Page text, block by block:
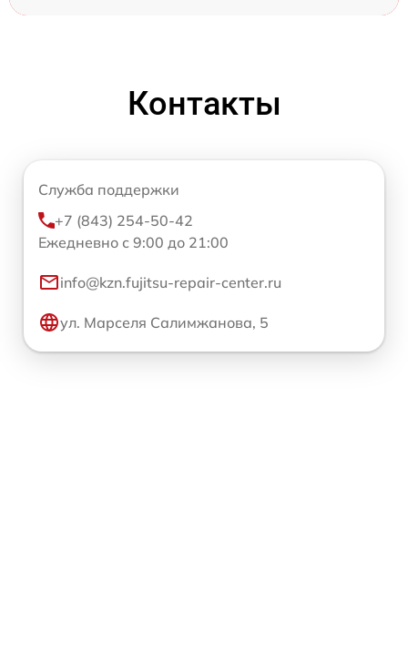
Контакты
Служба поддержки
+7 (843) 254-50-42
Ежедневно с 9:00 до 21:00
info@kzn.fujitsu-repair-center.ru
ул. Марселя Салимжанова, 5